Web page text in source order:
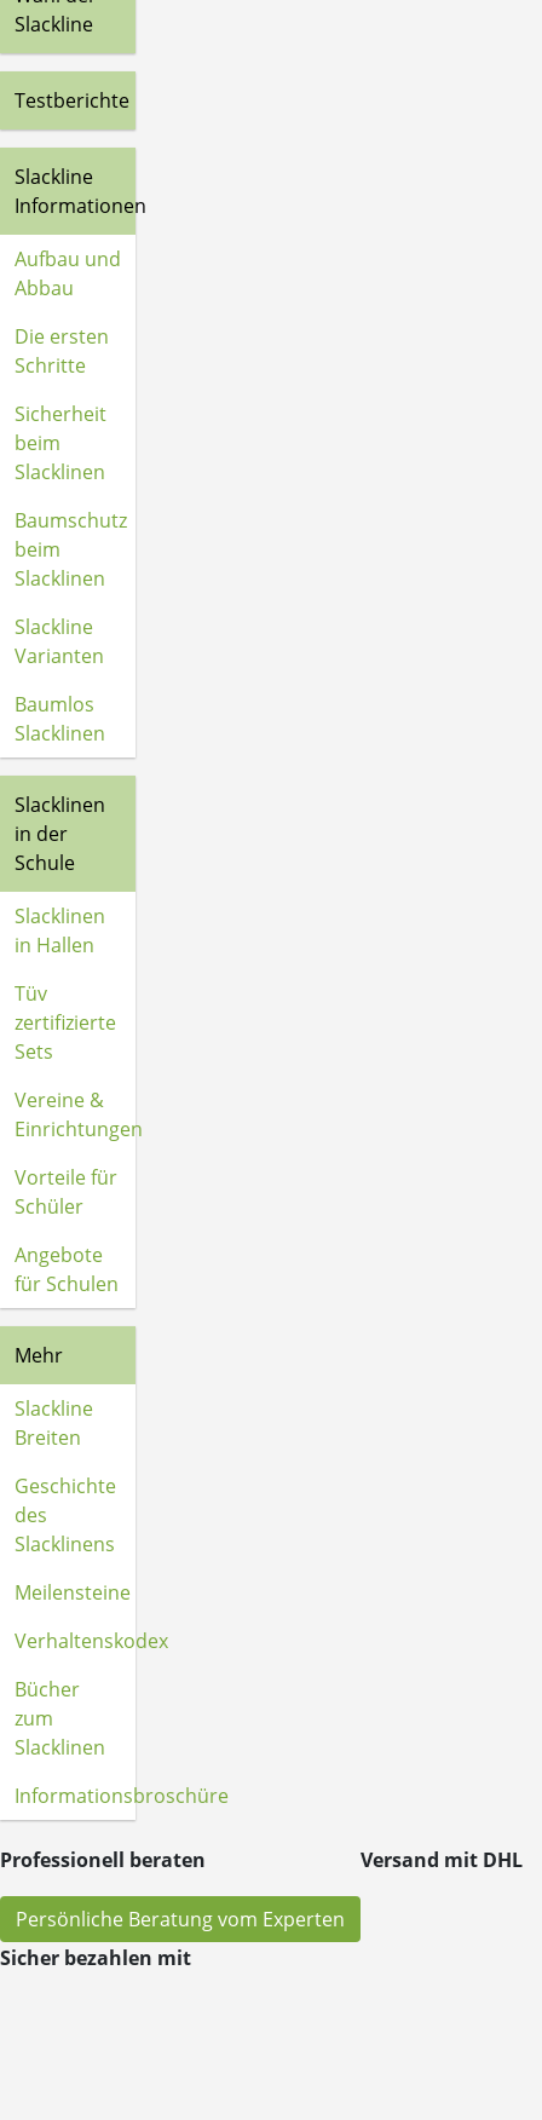
Slackline
Testberichte
Slackline
Informationen
Aufbau und
Abbau
Die ersten
Schritte
Sicherheit
beim
Slacklinen
Baumschutz
beim
Slacklinen
Slackline
Varianten
Baumlos
Slacklinen
Slacklinen
in der
Schule
Slacklinen
in Hallen
Tüv
zertifizierte
Sets
Vereine &
Einrichtungen
Vorteile für
Schüler
Angebote
für Schulen
Mehr
Slackline
Breiten
Geschichte
des
Slacklinens
Meilensteine
Verhaltenskodex
Bücher
zum
Slacklinen
Informationsbroschüre
Professionell beraten
Persönliche Beratung vom Experten
Versand mit DHL
Sicher bezahlen mit